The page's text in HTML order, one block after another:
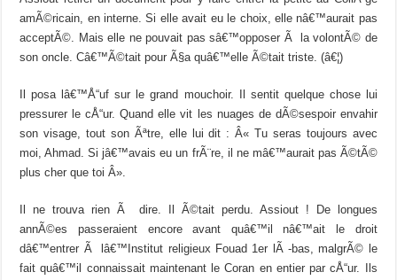
amÃ©ricain, en interne. Si elle avait eu le choix, elle nâ€™aurait pas
acceptÃ©. Mais elle ne pouvait pas sâ€™opposer Ã la volontÃ© de
son oncle. Câ€™Ã©tait pour Ã§a quâ€™elle Ã©tait triste. (â€¦)
Il posa lâ€™Å“uf sur le grand mouchoir. Il sentit quelque chose lui
pressurer le cÅ“ur. Quand elle vit les nuages de dÃ©sespoir envahir
son visage, tout son Ãªtre, elle lui dit : Â« Tu seras toujours avec
moi, Ahmad. Si jâ€™avais eu un frÃ¨re, il ne mâ€™aurait pas Ã©tÃ©
plus cher que toi Â».
Il ne trouva rien Ã dire. Il Ã©tait perdu. Assiout ! De longues
annÃ©es passeraient encore avant quâ€™il nâ€™ait le droit
dâ€™entrer Ã lâ€™Institut religieux Fouad 1er lÃ -bas, malgrÃ© le
fait quâ€™il connaissait maintenant le Coran en entier par cÅ“ur. Ils